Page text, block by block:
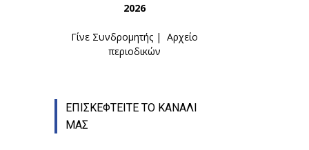
2026
Γίνε Συνδρομητής| Αρχείο
περιοδικών
ΕΠΙΣΚΕΦΤΕΙΤΕ ΤΟ ΚΑΝΑΛΙ
ΜΑΣ